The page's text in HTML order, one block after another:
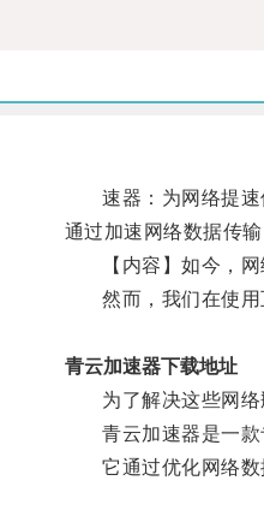
速器：为网络提速保
通过加速网络数据传
【内容】如今，网
然而，我们在使用
青云加速器下载地址
为了解决这些网络
青云加速器是一款
它通过优化网络数据